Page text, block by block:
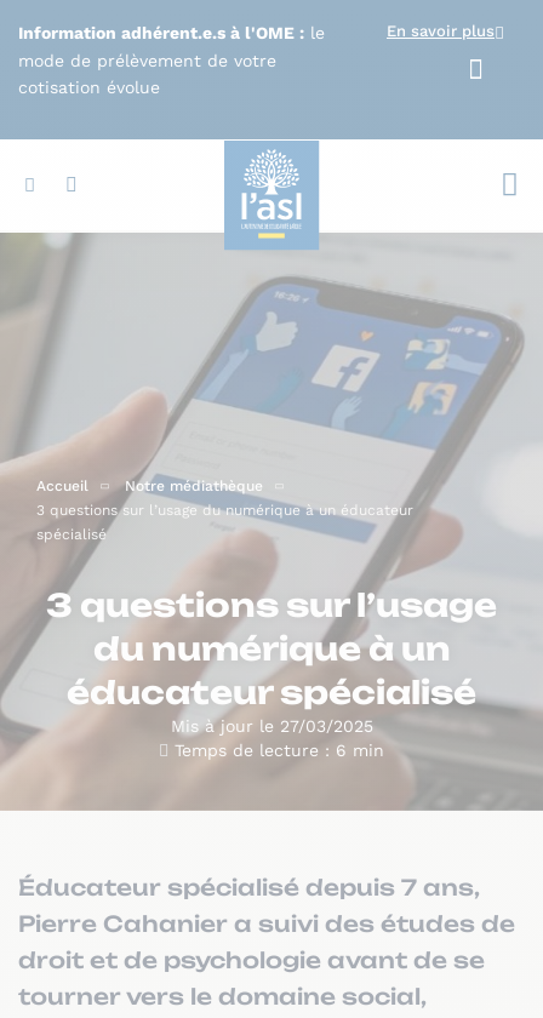
Information adhérent.e.s à l'OME : le
mode de prélèvement de votre
cotisation évolue
En savoir plus
Accueil
Notre médiathèque
3 questions sur l’usage du numérique à un éducateur
spécialisé
3 questions sur l’usage
du numérique à un
éducateur spécialisé
Mis à jour le 27/03/2025
Temps de lecture : 6 min
Éducateur spécialisé depuis 7 ans,
Pierre Cahanier a suivi des études de
droit et de psychologie avant de se
tourner vers le domaine social,